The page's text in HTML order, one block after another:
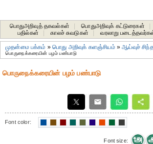
பொதுஅறிவுத் தகவல்கள் பொதுஅறிவுக் கட்டுரைகள்
பதில்கள்
காலச் சுவடுகள் வரலாறு
முதன்மை பக்கம் »பொது அறிவுக் களஞ்சியம் »ஆய்வுச்
பொருநைக்கரையின் பழம் பண்பாடு
பொருநைக்கரையின் பழம் பண்பாடு
Font color:
Font size: